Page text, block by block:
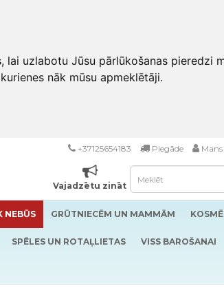
uzlabotu Jūsu pārlūkošanas pieredzi
nāk mūsu apmeklētāji.
+37125654183 Piegāde
Vajadzētu zināt
NEBŪS GRŪTNIECĒM UN MAMMĀM
SPĒLES UN ROTAĻLIETAS VISS BAROŠANAI